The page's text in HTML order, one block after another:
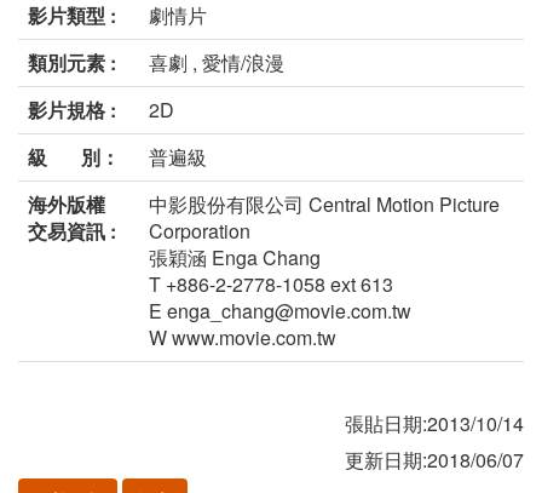
影片類型 :
劇情片
類別元素 :
喜劇 , 愛情/浪漫
影片規格 :
2D
級 別：
普遍級
海外版權
交易資訊 :
中影股份有限公司 Central Motion Picture
Corporation
張穎涵 Enga Chang
T +886-2-2778-1058 ext 613
E enga_chang@movie.com.tw
W www.movie.com.tw
張貼日期:2013/10/14
更新日期:2018/06/07